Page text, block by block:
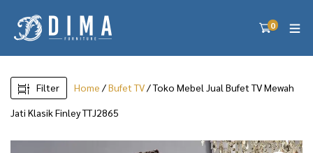
0
Filter Home /Bufet TV/ Toko Mebel Jual Bufet TV Mewah
Jati Klasik Finley TTJ2865